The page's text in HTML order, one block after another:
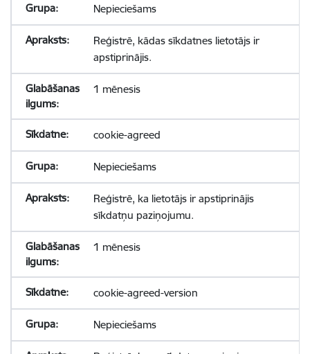
Nepieciešams
Reģistrē, kādas sīkdatnes lietotājs ir
apstiprinājis.
1 mēnesis
cookie-agreed
Nepieciešams
Reģistrē, ka lietotājs ir apstiprinājis
sīkdatņu paziņojumu.
1 mēnesis
cookie-agreed-version
Nepieciešams